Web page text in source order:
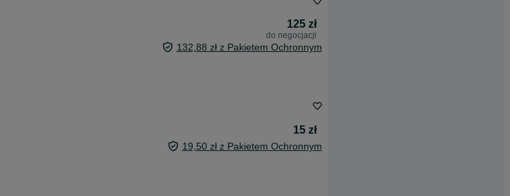
125 zł
do negocjacji
132,88 zł z Pakietem Ochronnym
15 zł
19,50 zł z Pakietem Ochronnym